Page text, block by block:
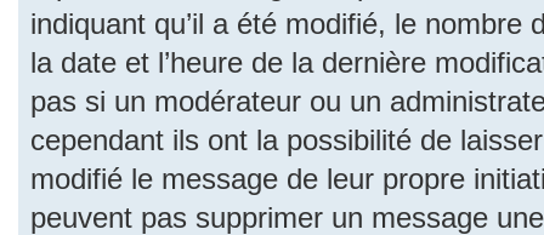
indiquant qu’il a été modifié, le nombre
la date et l’heure de la dernière
pas si un modérateur ou un
cependant ils ont la possibilité de
modifié le message de leur propre
peuvent pas supprimer un message